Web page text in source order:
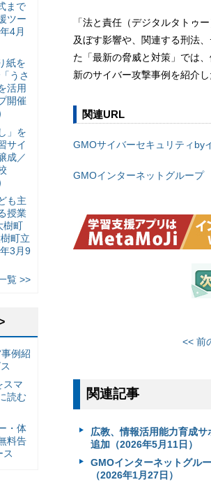
「法と責任（デジタルタトゥ
及ぼす影響や、関連する刑法
た「最新の脅威と対策」では
新のサイバー攻撃事例を紹介し
関連URL
GMOサイバーセキュリティby
GMOインターネットグループ
<< 前
関連記事
広教、情報活用能力育成
追加（2026年5月11日）
GMOインターネットグル
（2026年1月27日）
まで
ツー
4月
紙を
うさ
活用
開催
」を
サイ
成／
も主
授業
樹町
町立
3月9
覧 >>
例紹
スマ
読む
・体
料告
ス